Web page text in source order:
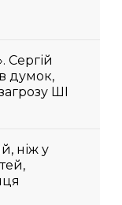
Сергій
думок,
ШІ
ніж у